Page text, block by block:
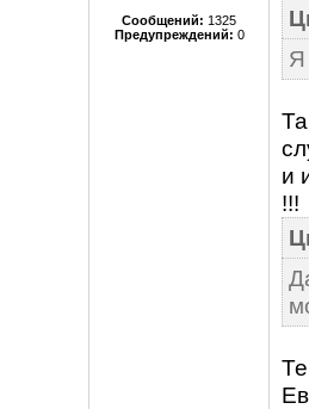
Сообщений: 1325
Предупреждений: 0
Я
и
!!!